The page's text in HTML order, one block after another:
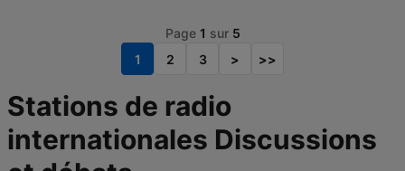
Page 1 sur 5
1
2 3 > >>
Stations de radio
internationales Discussions